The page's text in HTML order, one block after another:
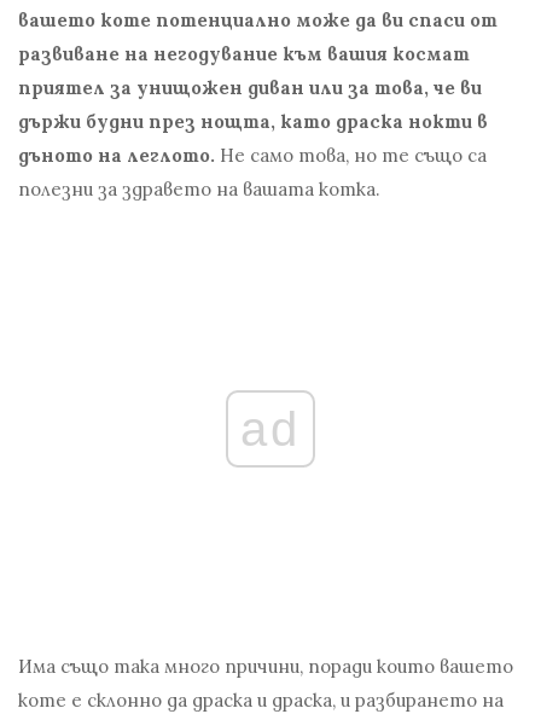
вашето коте потенциално може да ви спаси от
развиване на негодувание към вашия космат
приятел за унищожен диван или за това, че ви
държи будни през нощта, като драска нокти в
дъното на леглото. Не само това, но те също са
полезни за здравето на вашата котка.
ad
Има също така много причини, поради които вашето
коте е склонно да драска и драска, и разбирането на